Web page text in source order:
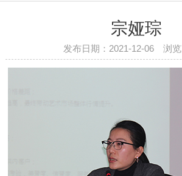
宗娅琮
发布日期：2021-12-06 浏览